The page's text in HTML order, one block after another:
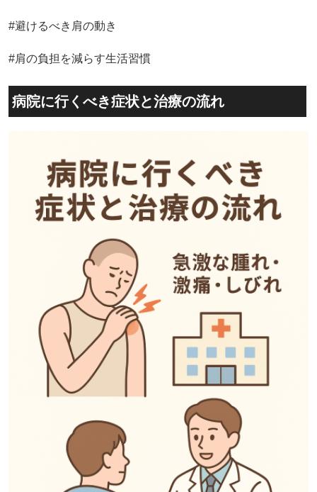
#避けるべき肩の動き
#肩の負担を減らす生活習慣
病院に行くべき症状と治療の流れ